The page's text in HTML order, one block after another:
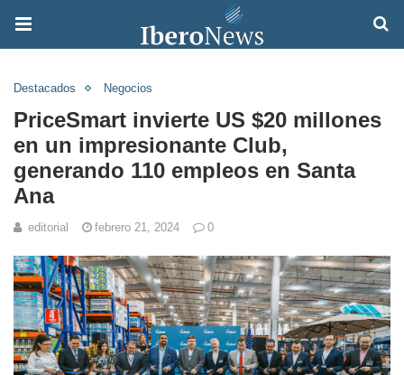
Destacados Negocios
PriceSmart invierte US $20 millones
en un impresionante Club,
generando 110 empleos en Santa
Ana
editorial febrero 21, 2024 0